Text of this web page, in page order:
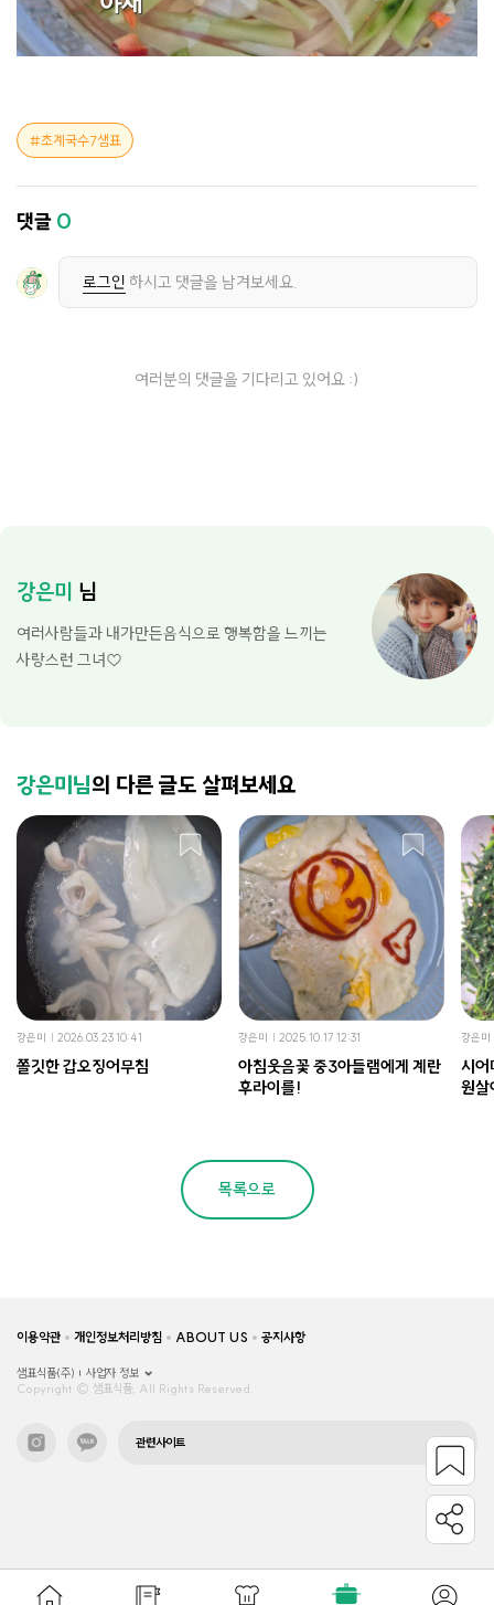
초계국수7샘표
댓글 0
로그인 하시고 댓글을 남겨보세요.
여러분의 댓글을 기다리고 있어요 :)
강은미 님
여러사람들과 내가만든음식으로 행복함을 느끼는
사랑스런 그녀♡
강은미님의 다른 글도 살펴보세요
강은미 2026.03.23 10:41
쫄깃한 갑오징어무침
강은미 2025.10.17 12:31
아침웃음꽃 중3아들램에게 계란
후라이를!
강은미
시
원살
목록으로
이용약관 개인정보처리방침 ABOUT US 공지사항
샘표식품(주)
사업자 정보
Copyright © 샘표식품, All Rights Reserved.
관련사이트